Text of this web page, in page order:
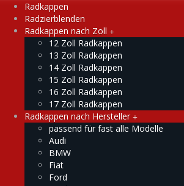
Radkappen
Radzierblenden
Radkappen nach Zoll
12 Zoll Radkappen
13 Zoll Radkappen
14 Zoll Radkappen
15 Zoll Radkappen
16 Zoll Radkappen
17 Zoll Radkappen
Radkappen nach Hersteller
passend für fast alle Modelle
Audi
BMW
Fiat
Ford